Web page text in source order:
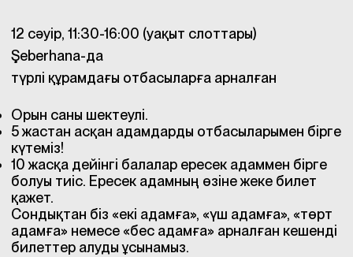
12 сәуір, 11:30-16:00 (уақыт слоттары)
Şeberhana-да
түрлі құрамдағы отбасыларға арналған
Орын саны шектеулі.
5 жастан асқан адамдарды отбасыларымен бірге
күтеміз!
10 жасқа дейінгі балалар ересек адаммен бірге
болуы тиіс. Ересек адамның өзіне жеке билет
қажет.
Сондықтан біз «екі адамға», «үш адамға», «төрт
адамға» немесе «бес адамға» арналған кешенді
билеттер алуды ұсынамыз.